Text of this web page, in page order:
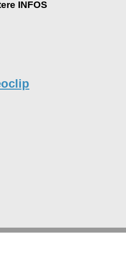
INFOS